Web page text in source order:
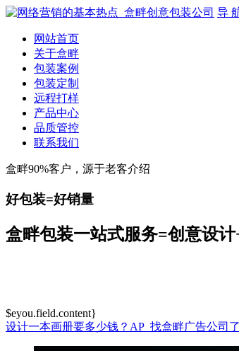
导
网站首页
关于盒畔
包装案例
包装定制
远程打样
产品中心
品质管控
联系我们
盒畔90%客户，源于老客介绍
好包装=好销量
盒畔包装一站式服务=创意设
$eyou.field.content}
设计一本画册要多少钱？AP_找盒畔广告公司